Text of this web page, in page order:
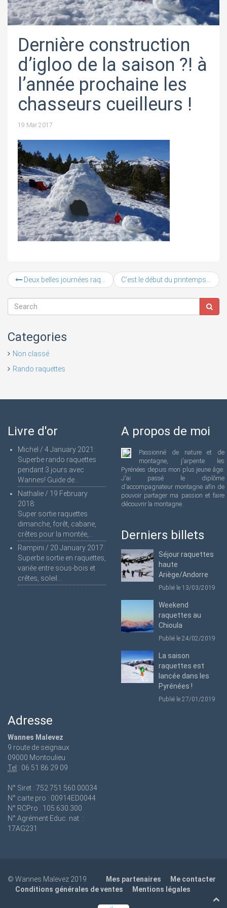
Dernière construction
d’igloo de la saison ?! à
l’année prochaine les
chasseurs cueilleurs !
19 Mar 2017
Deux belles journées raquettes printanières
Categories
Non classé
Rando raquettes
Livre d'or
Michel / 4 January 2021 :
Superbe rando raquettes
pendant 3 jours avec
Wannes! Guide de...
Nathalie / 19 February
2018:
Super sortie raquettes
dimanche, forêt, cabane,
crêtes pour la montée,...
Rampini / 20 January 2017:
Superbe sortie en raquettes,
variée entre sous-bois et
crêtes, soleil...
A propos de moi
Passionné de nature et de
montagne, j'arpente les
Pyrénées depuis mon plus jeune âge.
J'ai passé le diplôme
d'accompagnateur montagne afin de
pouvoir partager ma passion et faire
découvrir la montagne.
Derniers billets
Séjour raquettes
haute
Ariège/Andorre
Publié le 13/03/2019
Weekend
raquettes au
Chioula
Publié le 24/02/2019
La saison
raquettes est
lancée dans les
Pyrénées !
Publié le 27/01/2019
Adresse
Wannes Malevez
9 route de seignaux
09000 Montoulieu
Tel : 06 51 86 29 09
N° Siret : 752 751 560 00034
N° carte pro : 00914ED0044
N° RCPro : 105.630.300
N° Agrément Educ. nat. :
17AG231
© Wannes Malevez 2019 Mes partenaires
Me contacter
Conditions générales de ventes
Mentions légales